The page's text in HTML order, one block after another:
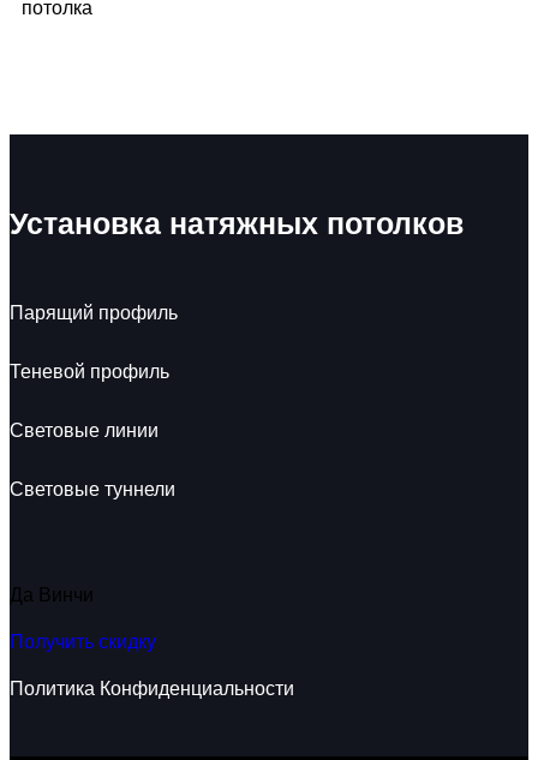
потолка
Установка натяжных потолков
Парящий профиль
Теневой профиль
Световые линии
Световые туннели
Да Винчи
Получить скидку
Политика Конфиденциальности